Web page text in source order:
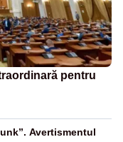
pentru
Avertismentul